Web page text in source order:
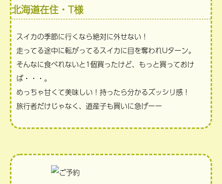
北海道在住・T様
スイカの季節に行くなら絶対に外せない！
走ってる途中に転がってるスイカに目を奪われUターン。
そんなに食べれないと1個買ったけど、もっと買っておけ
ば・・・。
めっちゃ甘くて美味しい！持ったら分かるズッシリ感！
旅行者だけじゃなく、道産子も買いに急げーー